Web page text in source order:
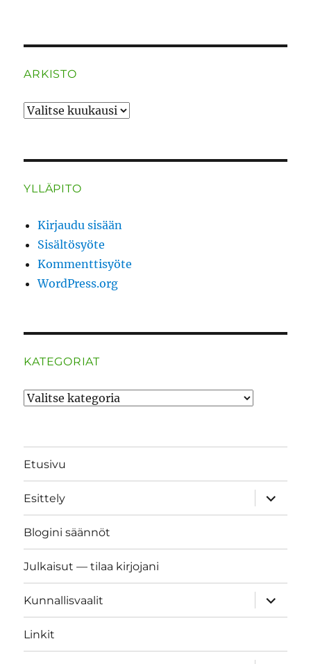
ARKISTO
ARKISTO
YLLÄPITO
Kirjaudu sisään
Sisältösyöte
Kommenttisyöte
WordPress.org
KATEGORIAT
Kategoriat
Etusivu
Esittely
näytä
Blogini säännöt
Julkaisut — tilaa kirjojani
Kunnallisvaalit
näytä
Linkit